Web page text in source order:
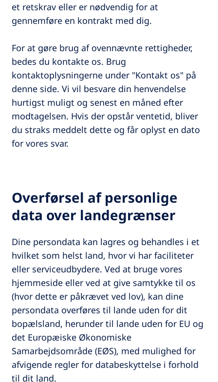
et retskrav eller er nødvendig for at
gennemføre en kontrakt med dig.
For at gøre brug af ovennævnte rettigheder,
bedes du kontakte os. Brug
kontaktoplysningerne under "Kontakt os" på
denne side. Vi vil besvare din henvendelse
hurtigst muligt og senest en måned efter
modtagelsen. Hvis der opstår ventetid, bliver
du straks meddelt dette og får oplyst en dato
for vores svar.
Overførsel af personlige
data over landegrænser
Dine persondata kan lagres og behandles i et
hvilket som helst land, hvor vi har faciliteter
eller serviceudbydere. Ved at bruge vores
hjemmeside eller ved at give samtykke til os
(hvor dette er påkrævet ved lov), kan dine
persondata overføres til lande uden for dit
bopælsland, herunder til lande uden for EU og
det Europæiske Økonomiske
Samarbejdsområde (EØS), med mulighed for
afvigende regler for databeskyttelse i forhold
til dit land.